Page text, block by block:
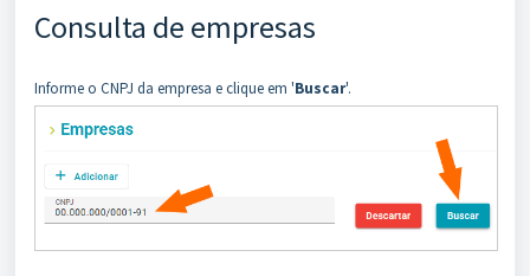
Consulta de empresas
Informe o CNPJ da empresa e clique em 'Buscar'.